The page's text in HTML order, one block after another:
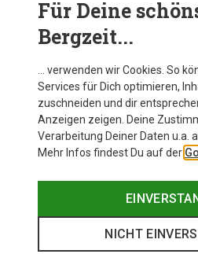
Du sparst 20%
Für Deine
Bergzeit...
… verwenden wir Cookies. So
Services für Dich optimieren,
zuschneiden und dir
Anzeigen zeigen. Deine
Verarbeitung Deiner Daten u.a.
Mehr Infos findest Du auf der
NICHT